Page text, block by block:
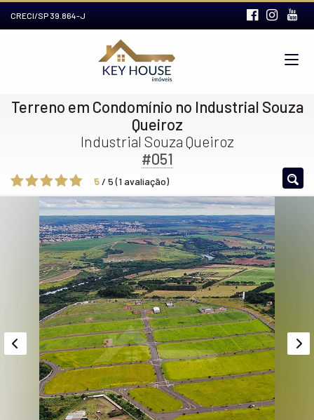
CRECI/SP 39.864-J
Terreno em Condomínio no Industrial Souza
Queiroz
Industrial Souza Queiroz
#051
5 / 5(1 avaliação)